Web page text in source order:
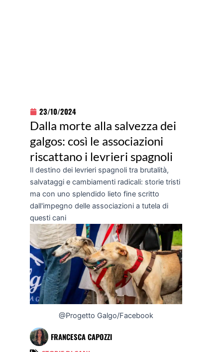
23/10/2024
Dalla morte alla salvezza dei
galgos: così le associazioni
riscattano i levrieri spagnoli
Il destino dei levrieri spagnoli tra brutalità,
salvataggi e cambiamenti radicali: storie tristi
ma con uno splendido lieto fine scritto
dall'impegno delle associazioni a tutela di
questi cani
@Progetto Galgo/Facebook
FRANCESCA CAPOZZI